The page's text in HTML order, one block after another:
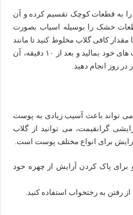
به قطعات کوچک تقسیم کرده و آن
خشک را بوسیله اسیاب بصورت
مقدار کافی گلاب مخلوط کنید تا مانند
خمیر شود. سپس این خمیر را روی لب های خود بمالید و بعد از ۱۰ دقیقه، آن
روز انجام دهید.
تواند باعث آسیب زیادی به پوست
گرانقیمت، می توانید از گلاب
آرایش برای انواع مختلف پوست است.
برای پاک کردن آرایش از چهره خود